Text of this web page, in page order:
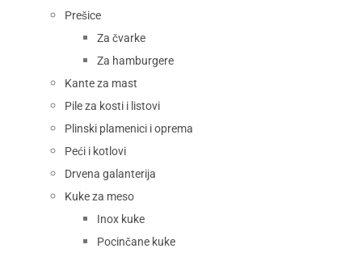
Prešice
Za čvarke
Za hamburgere
Kante za mast
Pile za kosti i listovi
Plinski plamenici i oprema
Peći i kotlovi
Drvena galanterija
Kuke za meso
Inox kuke
Pocinčane kuke